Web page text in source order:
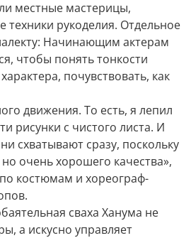
местные мастерицы,
техники рукоделия. Отдельное
Начинающим актерам
чтобы понять тонкости
почувствовать, как
движения. То есть, я лепил
рисунки с чистого листа. И
схватывают сразу, поскольку
но очень хорошего качества»,
костюмам и хореограф-
сваха Ханума не
а искусно управляет